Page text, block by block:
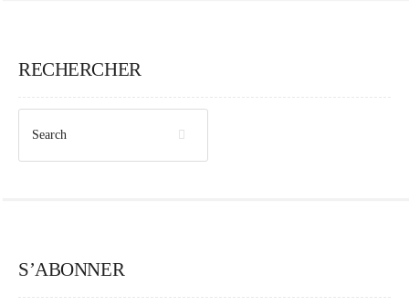
RECHERCHER
S’ABONNER